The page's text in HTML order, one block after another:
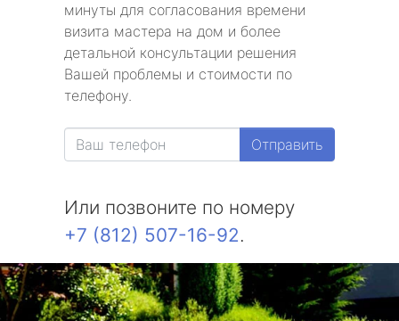
минуты для согласования времени
визита мастера на дом и более
детальной консультации решения
Вашей проблемы и стоимости по
телефону.
Отправить
Или позвоните по номеру
+7 (812) 507-16-92.